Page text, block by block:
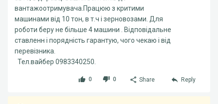
вантажоотримувача.Працюю з критими
машинами від 10 тон, в т.ч і зерновозами. Для
роботи беру не більше 4 машини . Відповідальне
ставленн і порядність гарантую, чого чекаю і від
перевізника.
Тел.вайбер 0983340250.
0 0 Share Reply